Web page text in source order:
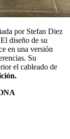
por Stefan Diez
diseño de su
en una versión
Su
el cableado de